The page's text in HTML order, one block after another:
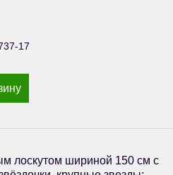
17
лоскутом шириной 150 см с